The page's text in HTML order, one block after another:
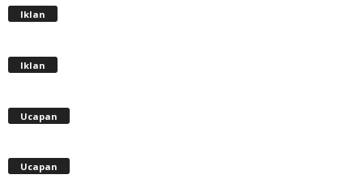
Iklan
Iklan
Ucapan
Ucapan